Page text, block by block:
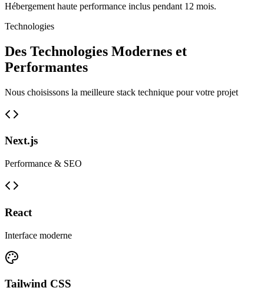
Hébergement haute performance inclus pendant 12 mois.
Technologies
Des Technologies Modernes et
Performantes
Nous choisissons la meilleure stack technique pour votre projet
Next.js
Performance & SEO
React
Interface moderne
Tailwind CSS